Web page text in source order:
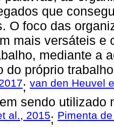
que
O foco das
mais versáteis e
mediante a
do próprio
; van den Heuvel
sendo
al., 2015; Pimenta